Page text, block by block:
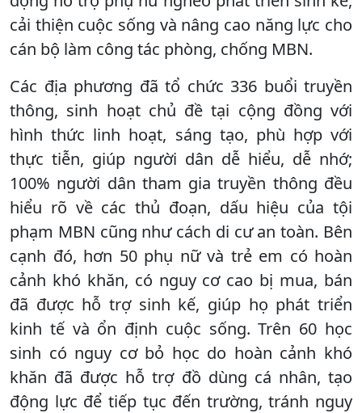
cải thiện cuộc sống và nâng cao năng lực cho
cán bộ làm công tác phòng, chống MBN.
Các địa phương đã tổ chức 336 buổi truyền
thông, sinh hoạt chủ đề tại cộng đồng với
hình thức linh hoạt, sáng tạo, phù hợp với
thực tiễn, giúp người dân dễ hiểu, dễ nhớ;
100% người dân tham gia truyền thông đều
hiểu rõ về các thủ đoạn, dấu hiệu của tội
phạm MBN cũng như cách di cư an toàn. Bên
cạnh đó, hơn 50 phụ nữ và trẻ em có hoàn
cảnh khó khăn, có nguy cơ cao bị mua, bán
đã được hỗ trợ sinh kế, giúp họ phát triển
kinh tế và ổn định cuộc sống. Trên 60 học
sinh có nguy cơ bỏ học do hoàn cảnh khó
khăn đã được hỗ trợ đồ dùng cá nhân, tạo
động lực để tiếp tục đến trường, tránh nguy